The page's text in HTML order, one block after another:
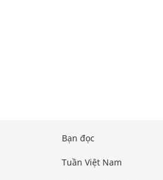
Bạn đọc
Tuần Việt Nam